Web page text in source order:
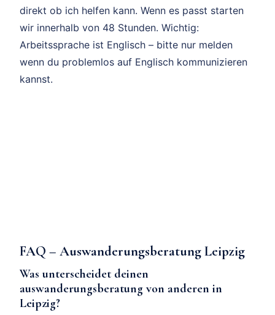
direkt ob ich helfen kann. Wenn es passt starten
wir innerhalb von 48 Stunden. Wichtig:
Arbeitssprache ist Englisch – bitte nur melden
wenn du problemlos auf Englisch kommunizieren
kannst.
FAQ – Auswanderungsberatung Leipzig
Was unterscheidet deinen
auswanderungsberatung von anderen in
Leipzig?